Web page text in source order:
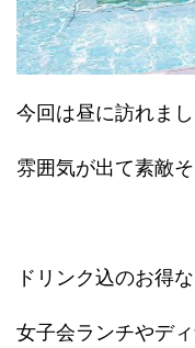
今回は昼に訪れま
雰囲気が出て素敵そ
ドリンク込のお得
女子会ランチやデ